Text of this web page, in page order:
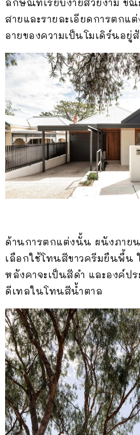
ลักษณ์ที่เรียบง่ายสวยงาม ขณ
สายและรายละเอียดการตก
อายของความเป็นโมเดิร์นอยู่
ด้านการตกแต่งนั้น ผนังภาย
เลือกใช้โทนสีขาวครีมยืนพื้น
หลังคาจะเป็นสีดำ และองค์ป
ดีเทลในโทนสีน้ำตาล